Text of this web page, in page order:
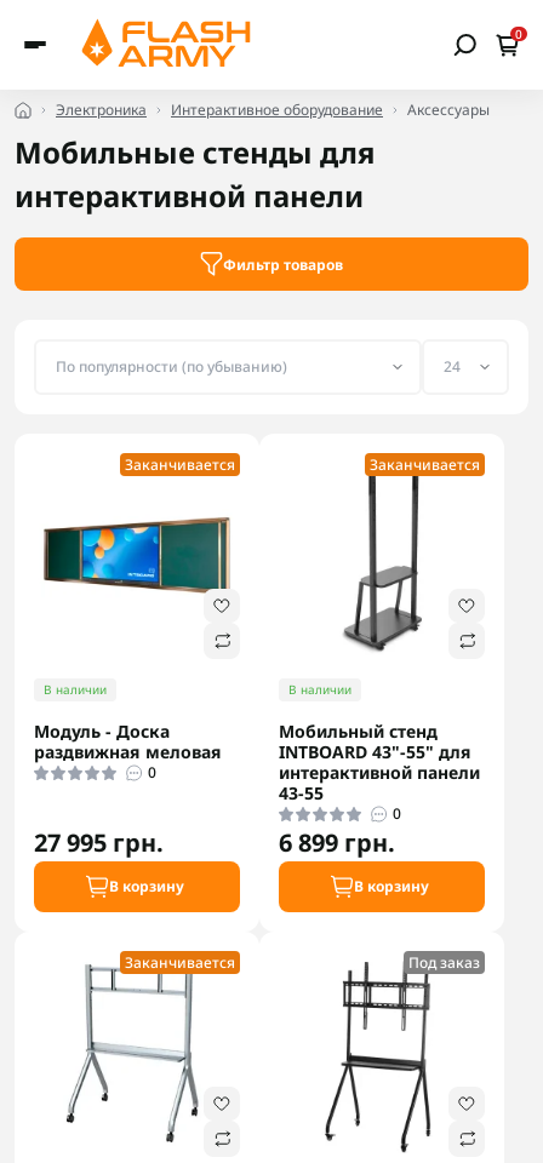
0
Электроника Интерактивное оборудование Аксессуары
Мобильные стенды для
интерактивной панели
Фильтр товаров
Заканчивается
В наличии
Модуль - Доска
раздвижная меловая
0
27 995 грн.
В корзину
Заканчивается
В наличии
Мобильный стенд
INTBOARD 43"-55" для
интерактивной панели
43-55
0
6 899 грн.
В корзину
Заканчивается Под заказ